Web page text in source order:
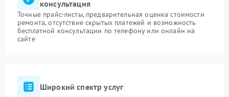
консультация
Точные прайс-листы, предварительная оценка стоимости
ремонта, отсутствие скрытых платежей и возможность
бесплатной консультации по телефону или онлайн на
сайте
Широкий спектр услуг